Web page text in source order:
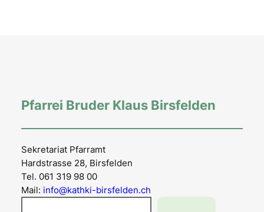
Pfarrei Bruder Klaus Birsfelden
Sekretariat Pfarramt
Hardstrasse 28, Birsfelden
Tel. 061 319 98 00
Mail: info@kathki-birsfelden.ch